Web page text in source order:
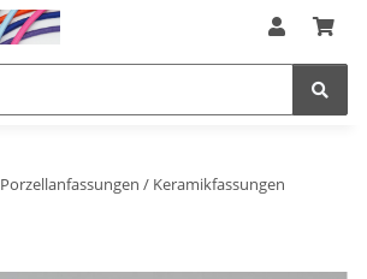
Porzellanfassungen / Keramikfassungen